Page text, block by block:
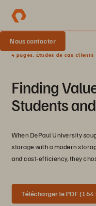
Nous contacter
4 pages, Études de cas clients
Finding
Students
When DePaul University
storage with a modern
and cost-efficiency, they
Télécharger le PDF (164